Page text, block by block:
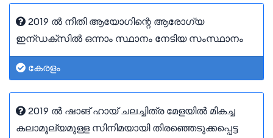
2019 ൽ നീതി ആയോഗിന്റെ ആരോഗ്യ
ഇന്ഡക്സിൽ ഒന്നാം സ്ഥാനം നേടിയ സംസ്ഥാനം
കേരളം
2019 ൽ ഷാങ് ഹായ് ചലച്ചിത്ര മേളയിൽ മികച്ച
കലാമൂല്യമുള്ള സിനിമയായി തിരഞ്ഞെടുക്കപ്പെട്ട